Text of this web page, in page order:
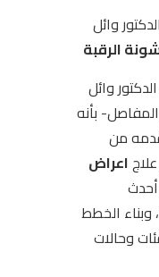
وائل
الرقبة
وائل
بأنه
من
اعراض
وبناء الخطط
وحالات